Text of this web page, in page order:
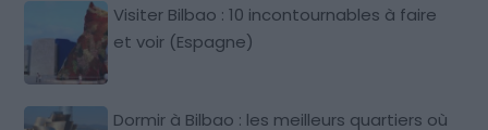
Visiter Bilbao : 10 incontournables à faire
et voir (Espagne)
Dormir à Bilbao : les meilleurs quartiers où